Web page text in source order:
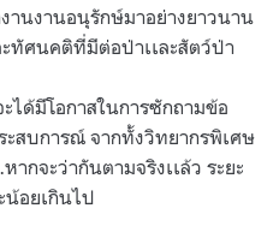
านงานอนุรักษ์มาอย่างยาวนาน
ทัศนคติที่มีต่อป่าเเละสัตว์ป่า
ได้มีโอกาสในการซักถามข้อ
ะสบการณ์ จากทั้งวิทยากรพิเศษ
กจะว่ากันตามจริงเเล้ว ระยะ
น้อยเกินไป